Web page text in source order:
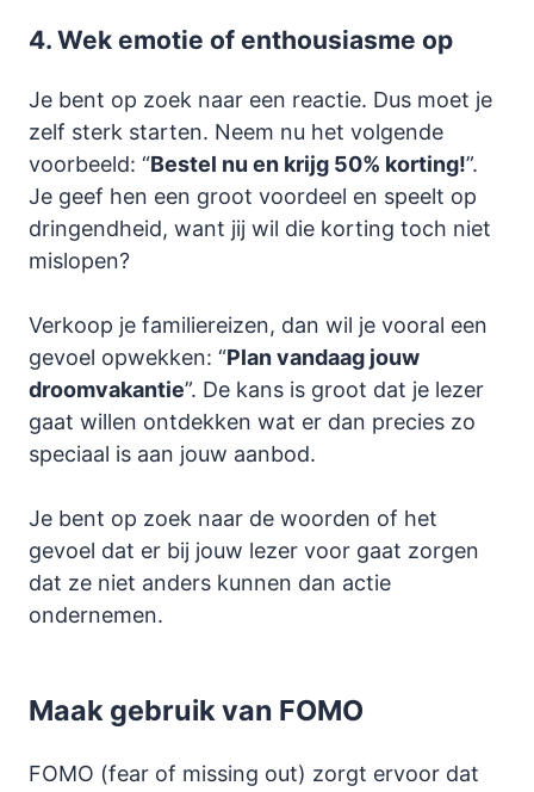
4. Wek emotie of enthousiasme op
Je bent op zoek naar een reactie. Dus moet je
zelf sterk starten. Neem nu het volgende
voorbeeld: “Bestel nu en krijg 50% korting!”.
Je geef hen een groot voordeel en speelt op
dringendheid, want jij wil die korting toch niet
mislopen?
Verkoop je familiereizen, dan wil je vooral een
gevoel opwekken: “Plan vandaag jouw
droomvakantie”. De kans is groot dat je lezer
gaat willen ontdekken wat er dan precies zo
speciaal is aan jouw aanbod.
Je bent op zoek naar de woorden of het
gevoel dat er bij jouw lezer voor gaat zorgen
dat ze niet anders kunnen dan actie
ondernemen.
Maak gebruik van FOMO
FOMO (fear of missing out) zorgt ervoor dat